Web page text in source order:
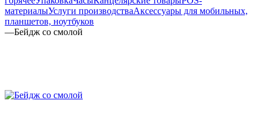
материалыУслуги производстваАксессуары для мобильных,
планшетов, ноутбуков
—Бейдж со смолой